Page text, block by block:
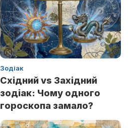
Зодіак
Східний vs Західний
зодіак: Чому одного
гороскопа замало?